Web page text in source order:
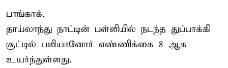
பாங்காக்,
தாய்லாந்து நாட்டின் பள்ளியில் நடந்த துப்பாக்கி
சூட்டில் பலியானோர் எண்ணிக்கை 8 ஆக
உயர்ந்துள்ளது.